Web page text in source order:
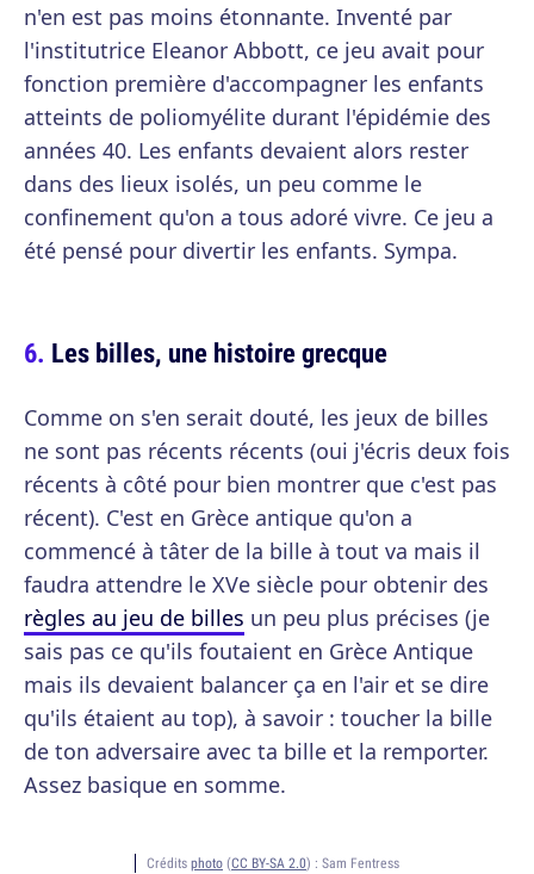
n'en est pas moins étonnante. Inventé par
l'institutrice Eleanor Abbott, ce jeu avait pour
fonction première d'accompagner les enfants
atteints de poliomyélite durant l'épidémie des
années 40. Les enfants devaient alors rester
dans des lieux isolés, un peu comme le
confinement qu'on a tous adoré vivre. Ce jeu a
été pensé pour divertir les enfants. Sympa.
Les billes, une histoire grecque
Comme on s'en serait douté, les jeux de billes
ne sont pas récents récents (oui j'écris deux fois
récents à côté pour bien montrer que c'est pas
récent). C'est en Grèce antique qu'on a
commencé à tâter de la bille à tout va mais il
faudra attendre le XVe siècle pour obtenir des
règles au jeu de billes un peu plus précises (je
sais pas ce qu'ils foutaient en Grèce Antique
mais ils devaient balancer ça en l'air et se dire
qu'ils étaient au top), à savoir : toucher la bille
de ton adversaire avec ta bille et la remporter.
Assez basique en somme.
Crédits photo (CC BY-SA 2.0) : Sam Fentress